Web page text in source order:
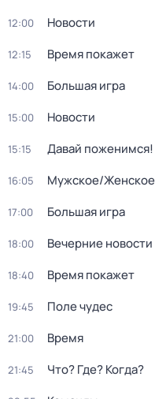
12:00 Новости
12:15 Время покажет
14:00 Большая игра
15:00 Новости
15:15 Давай поженимся!
16:05 Мужское/Женское
17:00 Большая игра
18:00 Вечерние новости
18:40 Время покажет
19:45 Поле чудес
21:00 Время
21:45 Что? Где? Когда?